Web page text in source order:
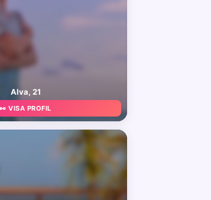
Alva, 21
👀 VISA PROFIL